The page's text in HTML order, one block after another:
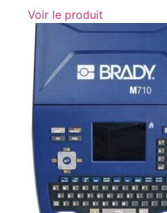
Voir le produit